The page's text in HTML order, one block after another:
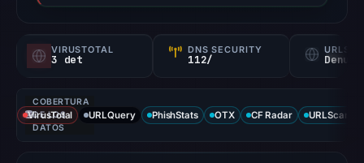
VIRUSTOTAL
3 det
DNS SECURITY
112/
COBERTURA
DE LOS
DATOS
VirusTotal URLQuery PhishStats OTX CF Radar URLScan